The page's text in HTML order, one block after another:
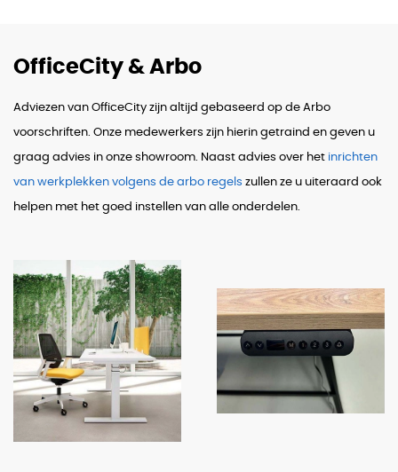
OfficeCity & Arbo
Adviezen van OfficeCity zijn altijd gebaseerd op de Arbo
voorschriften. Onze medewerkers zijn hierin getraind en geven u
graag advies in onze showroom. Naast advies over het inrichten
van werkplekken volgens de arbo regels zullen ze u uiteraard ook
helpen met het goed instellen van alle onderdelen.